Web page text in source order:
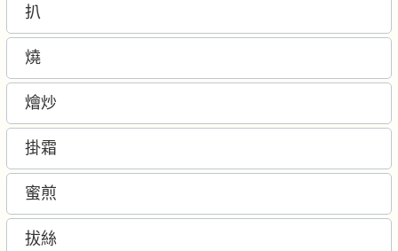
扒
燒
燴炒
掛霜
蜜煎
拔絲